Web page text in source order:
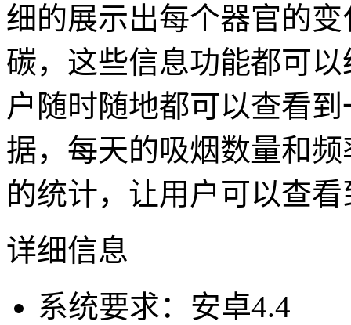
细的展示出每个器官的
碳，这些信息功能都可
户随时随地都可以查看
据，每天的吸烟数量和
的统计，让用户可以查
详细信息
系统要求：安卓4.4